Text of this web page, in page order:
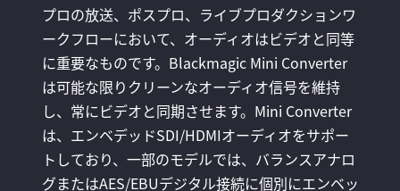
プロの放送、ポスプロ、ライブプロダクションワ
ークフローにおいて、オーディオはビデオと同等
に重要なものです。Blackmagic Mini Converter
は可能な限りクリーンなオーディオ信号を維持
し、常にビデオと同期させます。Mini Converter
は、エンベデッドSDI/HDMIオーディオをサポー
トしており、一部のモデルでは、バランスアナロ
グまたはAES/EBUデジタル接続に個別にエンベッ